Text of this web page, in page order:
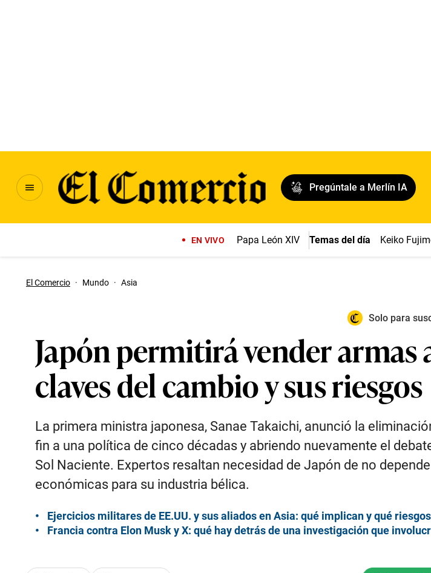
Pregúntale a Merlín IA
EN VIVO Papa León XIV Temas del día Keiko
El Comercio · Mundo · Asia
Solo para
Japón permitirá vender armas
claves del cambio y sus riesgos
La primera ministra japonesa, Sanae Takaichi, anunció la
fin a una política de cinco décadas y abriendo nuevamente el
Sol Naciente. Expertos resaltan necesidad de Japón de no
económicas para su industria bélica.
Ejercicios militares de EE.UU. y sus aliados en Asia: qué implican y qué
Francia contra Elon Musk y X: qué hay detrás de una investigación que